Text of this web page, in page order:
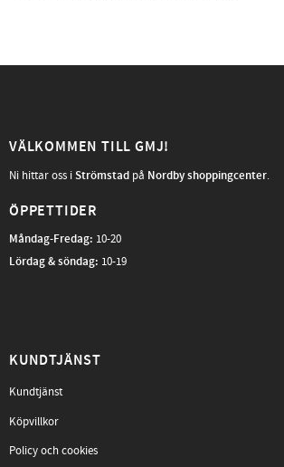
VÄLKOMMEN TILL GMJ!
Ni hittar oss iStrömstad på Nordby shoppingcenter.
ÖPPETTIDER
Måndag-Fredag: 10-20
Lördag & söndag: 10-19
KUNDTJÄNST
Kundtjänst
Köpvillkor
Policy och cookies